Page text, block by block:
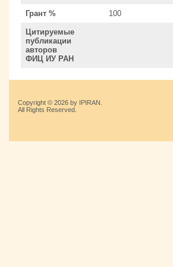
Грант % 100
Цитируемые
публикации
авторов
ФИЦ ИУ РАН
Copyright © 2026 by IPIRAN.
All Rights Reserved.